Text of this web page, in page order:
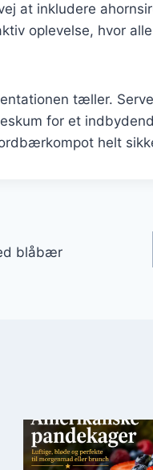
at inkludere
oplevelse, hvor
tæller.
for et
helt
blåbær